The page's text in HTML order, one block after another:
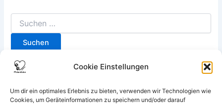
Cookie Einstellungen
Um dir ein optimales Erlebnis zu bieten, verwenden wir Technologien wie
Cookies, um Geräteinformationen zu speichern und/oder darauf